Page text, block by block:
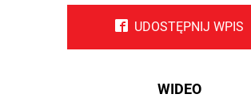
UDOSTĘPNIJ WPIS
WIDEO